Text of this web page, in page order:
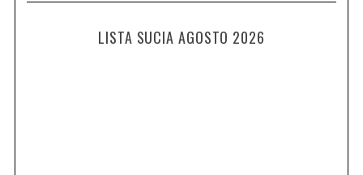
LISTA SUCIA AGOSTO 2026